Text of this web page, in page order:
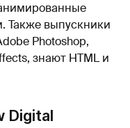
Также выпускники
Photoshop,
знают HTML и
Digital